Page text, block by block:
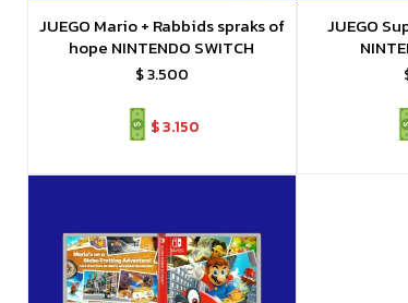
JUEGO Mario + Rabbids spraks of
hope NINTENDO SWITCH
$3.500
$3.150
JUEGO